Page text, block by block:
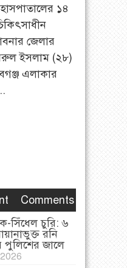
১৪
জেলার
ইসলাম (২৮)
এলাকার
Comments
সিঁধেল চুরি: ৬
রনি
পুলিশের জালে